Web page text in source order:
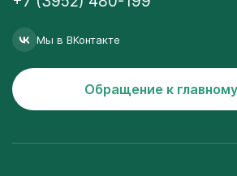
Мы в ВКонтакте
Обращение к